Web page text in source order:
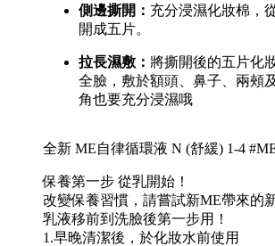
側邊撕開： 充分浸濕化妝棉，
開成五片。
拉長濕敷： 將撕開後的五片化
全臉，敷於額頭、鼻子、兩頰
角也要充分浸濕哦
全新 ME自律循環液 N (舒緩) 1-4
保養第一步 從乳開始！
改變保養習慣，請嘗試新ME帶來的
乳液移前到洗臉後第一步用！
1.早晚清潔後，於化妝水前使用